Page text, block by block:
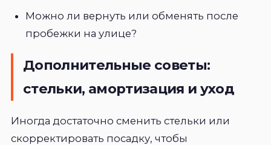
Можно ли вернуть или обменять после
пробежки на улице?
Дополнительные советы:
стельки, амортизация и уход
Иногда достаточно сменить стельки или
скорректировать посадку, чтобы